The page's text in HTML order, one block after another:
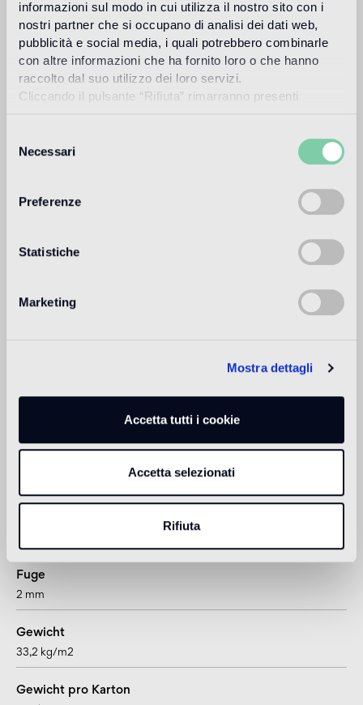
informazioni sul modo in cui utilizza il nostro sito con i
nostri partner che si occupano di analisi dei dati web,
pubblicità e social media, i quali potrebbero combinarle
con altre informazioni che ha fornito loro o che hanno
raccolto dal suo utilizzo dei loro servizi.
Cliccando il pulsante “Rifiuta” rimarranno presenti
tecnici.
delNecessari
Preferenze
Statistiche
Marketing
Mostra dettagli
Accetta tutti i cookie
Accetta selezionati
Rifiuta
nicht geeignet
Pool und SPA
geeignet für die Verwendung in Badezimmern, mit Ausnahme der
Nassbereiche (Dusche) und öffentlicher Bäder.
Fuge
2 mm
Gewicht
33,2 kg/m2
Gewicht pro Karton